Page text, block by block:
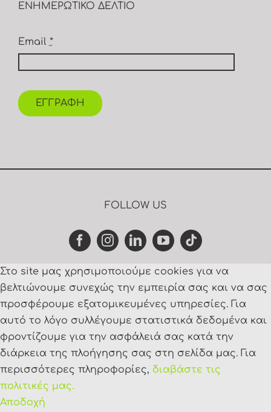
ΕΝΗΜΕΡΩΤΙΚΟ ΔΕΛΤΙΟ
Email *
ΕΓΓΡΑΦΗ
FOLLOW US
Στο site μας χρησιμοποιούμε cookies για να
βελτιώνουμε συνεχώς την εμπειρία σας και να σας
προσφέρουμε εξατομικευμένες υπηρεσίες. Για
αυτό το λόγο συλλέγουμε στατιστικά δεδομένα και
φροντίζουμε για την ασφάλειά σας κατά την
διάρκεια της πλοήγησης σας στη σελίδα μας. Για
περισσότερες πληροφορίες, διαβάστε τις
πολιτικές μας.
Αποδοχή